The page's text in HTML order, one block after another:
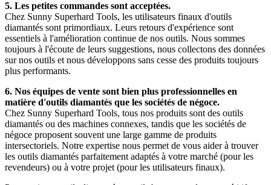
5. Les petites commandes sont acceptées.
Chez Sunny Superhard Tools, les utilisateurs finaux d'outils
diamantés sont primordiaux. Leurs retours d'expérience sont
essentiels à l'amélioration continue de nos outils. Nous sommes
toujours à l'écoute de leurs suggestions, nous collectons des données
sur nos outils et nous développons sans cesse des produits toujours
plus performants.
6. Nos équipes de vente sont bien plus professionnelles en
matière d'outils diamantés que les sociétés de négoce.
Chez Sunny Superhard Tools, tous nos produits sont des outils
diamantés ou des machines connexes, tandis que les sociétés de
négoce proposent souvent une large gamme de produits
intersectoriels. Notre expertise nous permet de vous aider à trouver
les outils diamantés parfaitement adaptés à votre marché (pour les
revendeurs) ou à votre projet (pour les utilisateurs finaux).